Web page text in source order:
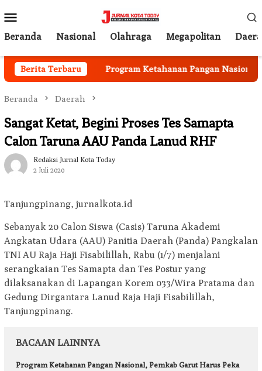
ke
kontenMobile
Beranda Nasional Olahraga Megapolitan
Berita Terbaru
Berjalan Program Ketahanan Pangan Nasional,
Beranda Daerah
Sangat Ketat, Begini Proses Tes Samapta
Calon Taruna AAU Panda Lanud RHF
Redaksi Jurnal Kota Today
2 Juli 2020
Tanjungpinang, jurnalkota.id
Sebanyak 20 Calon Siswa (Casis) Taruna Akademi
Angkatan Udara (AAU) Panitia Daerah (Panda) Pangkalan
TNI AU Raja Haji Fisabilillah, Rabu (1/7) menjalani
serangkaian Tes Samapta dan Tes Postur yang
dilaksanakan di Lapangan Korem 033/Wira Pratama dan
Gedung Dirgantara Lanud Raja Haji Fisabilillah,
Tanjungpinang.
BACAAN LAINNYA
Program Ketahanan Pangan Nasional, Pemkab Garut Harus Peka